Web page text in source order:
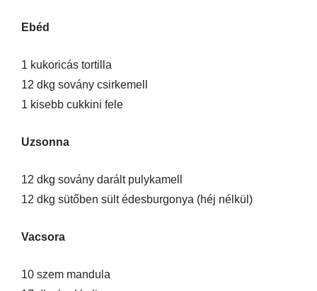
Ebéd
1 kukoricás tortilla
12 dkg sovány csirkemell
1 kisebb cukkini fele
Uzsonna
12 dkg sovány darált pulykamell
12 dkg sütőben sült édesburgonya (héj nélkül)
Vacsora
10 szem mandula